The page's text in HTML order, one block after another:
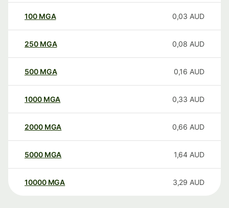
100 MGA 0,03 AUD
250 MGA 0,08 AUD
500 MGA 0,16 AUD
1000 MGA 0,33 AUD
2000 MGA 0,66 AUD
5000 MGA 1,64 AUD
10000 MGA 3,29 AUD